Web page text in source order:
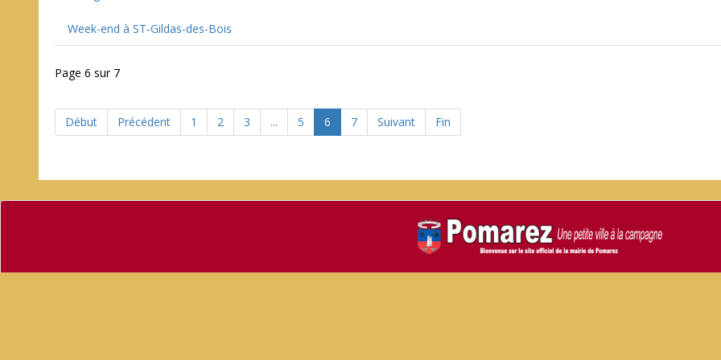
Week-end à ST-Gildas-des-Bois
Page 6 sur 7
Début Précédent 1 2 3 ... 5 6 7 Suivant Fin